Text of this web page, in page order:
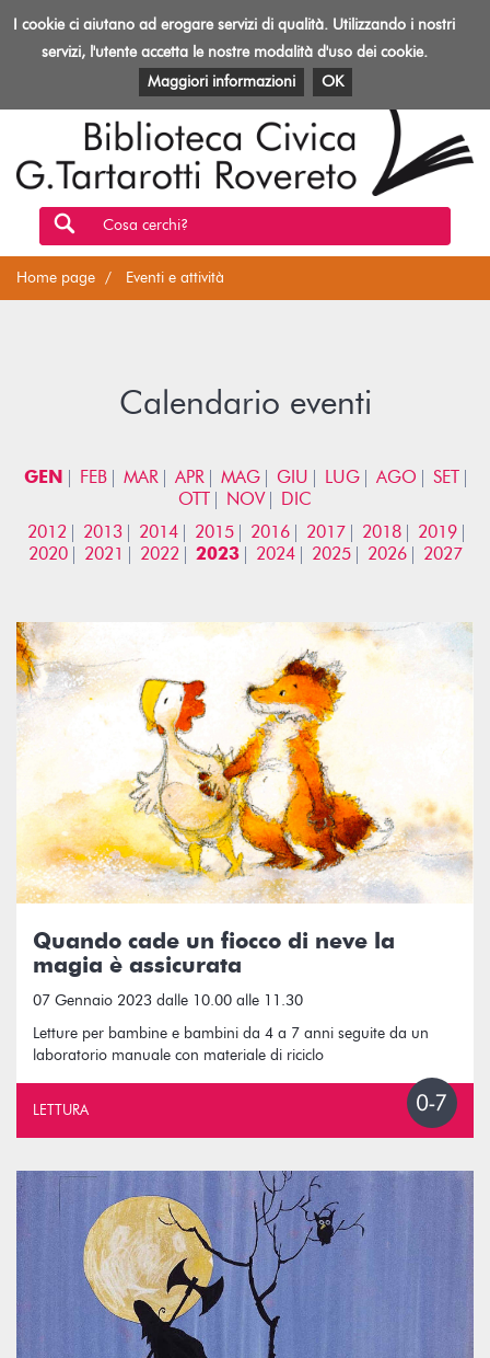
Toggle
Biblioteca
Rovereto
EVENTI E ATTIVITÀ PATRIMONIO E RISORSE
Cosa cerchi?
Home page Eventi e attività
Calendario eventi
GEN FEB MAR APR MAG GIU LUG AGO
SET
OTT
NOV
DIC
2012
2013 2014 2015 2016 2017 2018
2019
2020
2021 2022 2023 2024 2025 2026 2027
Quando cade un fiocco di neve la
magia è assicurata
07 Gennaio 2023 dalle 10.00 alle 11.30
Letture per bambine e bambini da 4 a 7 anni seguite da un
laboratorio manuale con materiale di riciclo
LETTURA
I cookie ci aiutano ad erogare servizi di qualità. Utilizzando i nostri
servizi, l'utente accetta le nostre modalità d'uso dei cookie.
Maggiori informazioni
OK